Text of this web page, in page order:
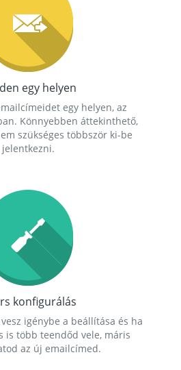
egy helyen
egy helyen, az
Könnyebben áttekinthető,
szükséges többször ki-be
jelentkezni.
konfigurálás
igénybe a beállítása és ha
is több teendőd vele, máris
az új emailcímed.